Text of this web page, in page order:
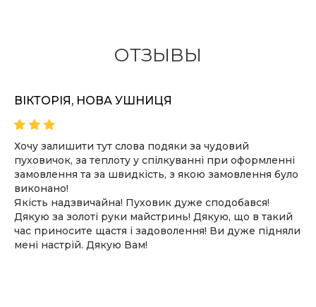
ОТЗЫВЫ
ВІКТОРІЯ, НОВА УШНИЦЯ
Хочу залишити тут слова подяки за чудовий
пуховичок, за теплоту у спілкуванні при оформленні
замовлення та за швидкість, з якою замовлення було
виконано!
Якість надзвичайна! Пуховик дуже сподобався!
Дякую за золоті руки майстринь! Дякую, що в такий
час приносите щастя і задоволення! Ви дуже підняли
мені настрій. Дякую Вам!